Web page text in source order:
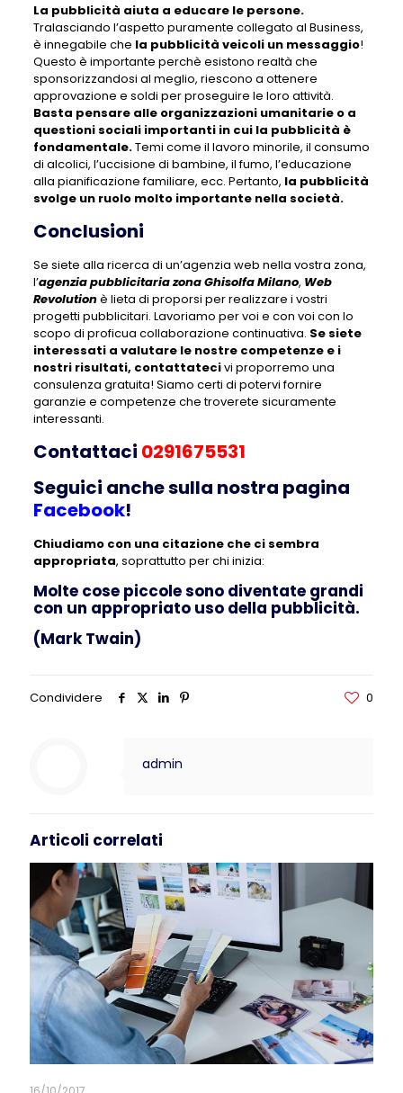
La pubblicità aiuta a educare le persone.
Tralasciando l’aspetto puramente collegato al Business,
è innegabile che la pubblicità veicoli un messaggio!
Questo è importante perchè esistono realtà che
sponsorizzandosi al meglio, riescono a ottenere
approvazione e soldi per proseguire le loro attività.
Basta pensare alle organizzazioni umanitarie o a
questioni sociali importanti in cui la pubblicità è
fondamentale.Temi come il lavoro minorile, il consumo
di alcolici, l’uccisione di bambine, il fumo, l’educazione
alla pianificazione familiare, ecc. Pertanto, la pubblicità
svolge un ruolo molto importante nella società.
Conclusioni
Se siete alla ricerca di un’agenzia web nella vostra zona,
l’agenzia pubblicitaria zona Ghisolfa Milano, Web
Revolutionè lieta di proporsi per realizzare i vostri
progetti pubblicitari. Lavoriamo per voi e con voi con lo
scopo di proficua collaborazione continuativa. Se siete
interessati a valutare le nostre competenze e i
nostri risultati, contattatecivi proporremo una
consulenza gratuita! Siamo certi di potervi fornire
garanzie e competenze che troverete sicuramente
interessanti.
Contattaci 0291675531
Seguici anche sulla nostra pagina
Facebook!
Chiudiamo con una citazione che ci sembra
appropriata, soprattutto per chi inizia:
Molte cose piccole sono diventate grandi
con un appropriato uso della pubblicità.
(Mark Twain)
Condividere 0
admin
Articoli correlati